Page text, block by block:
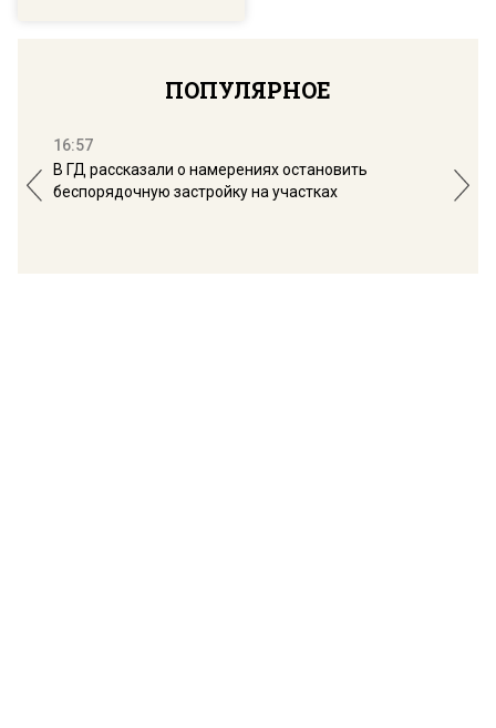
ПОПУЛЯРНОЕ
16:57
В ГД рассказали о намерениях остановить
беспорядочную застройку на участках